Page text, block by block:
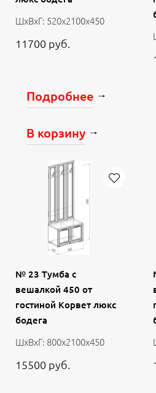
ШхВхГ: 520х2100х450
11700 руб.
Подробнее
В корзину
№ 23 Тумба с
вешалкой 450 от
гостиной Корвет люкс
бодега
ШхВхГ: 800х2100х450
15500 руб.